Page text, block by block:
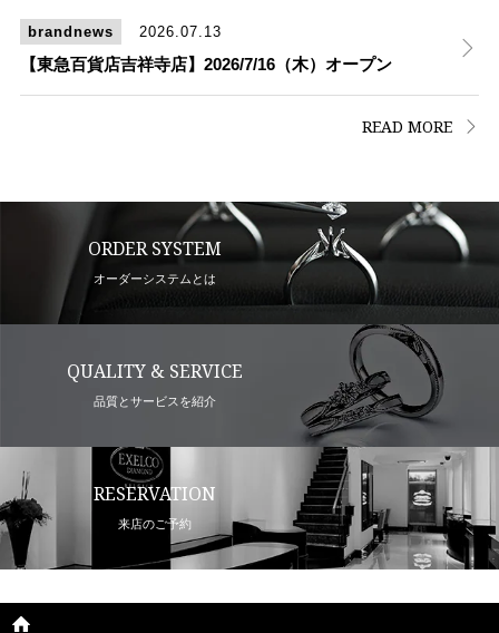
brandnews 2026.07.13
【東急百貨店吉祥寺店】2026/7/16（木）オープン
READ MORE
ORDER SYSTEM
オーダーシステムとは
QUALITY & SERVICE
品質とサービスを紹介
RESERVATION
来店のご予約